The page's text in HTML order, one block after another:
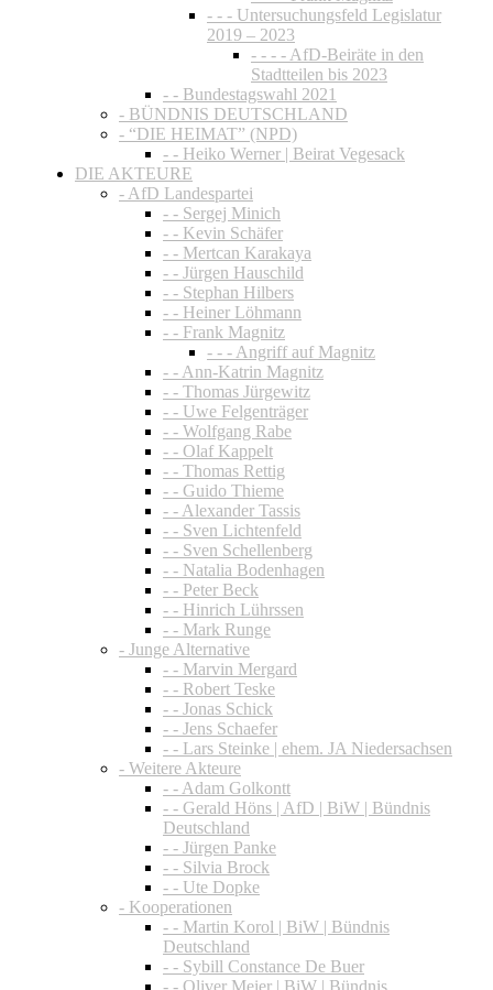
- - - Untersuchungsfeld Legislatur
2019 – 2023
- - - - AfD-Beiräte in den
Stadtteilen bis 2023
- - Bundestagswahl 2021
- BÜNDNIS DEUTSCHLAND
- “DIE HEIMAT” (NPD)
- - Heiko Werner | Beirat Vegesack
DIE AKTEURE
- AfD Landespartei
- - Sergej Minich
- - Kevin Schäfer
- - Mertcan Karakaya
- - Jürgen Hauschild
- - Stephan Hilbers
- - Heiner Löhmann
- - Frank Magnitz
- - - Angriff auf Magnitz
- - Ann-Katrin Magnitz
- - Thomas Jürgewitz
- - Uwe Felgenträger
- - Wolfgang Rabe
- - Olaf Kappelt
- - Thomas Rettig
- - Guido Thieme
- - Alexander Tassis
- - Sven Lichtenfeld
- - Sven Schellenberg
- - Natalia Bodenhagen
- - Peter Beck
- - Hinrich Lührssen
- - Mark Runge
- Junge Alternative
- - Marvin Mergard
- - Robert Teske
- - Jonas Schick
- - Jens Schaefer
- - Lars Steinke | ehem. JA Niedersachsen
- Weitere Akteure
- - Adam Golkontt
- - Gerald Höns | AfD | BiW | Bündnis
Deutschland
- - Jürgen Panke
- - Silvia Brock
- - Ute Dopke
- Kooperationen
- - Martin Korol | BiW | Bündnis
Deutschland
- - Sybill Constance De Buer
- - Oliver Meier | BiW | Bündnis